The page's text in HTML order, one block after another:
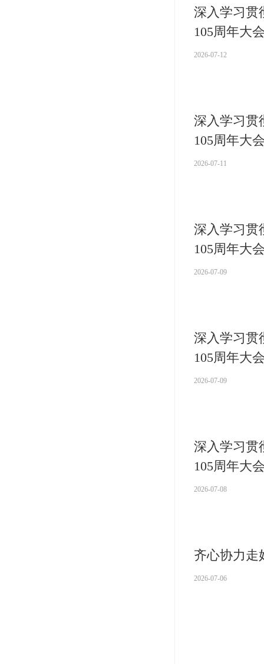
深入学习贯
105周年大
2026-07-12
深入学习贯
105周年大
2026-07-11
深入学习贯
105周年大
2026-07-09
深入学习贯
105周年大
2026-07-09
深入学习贯
105周年大
2026-07-08
齐心协力走
2026-07-06